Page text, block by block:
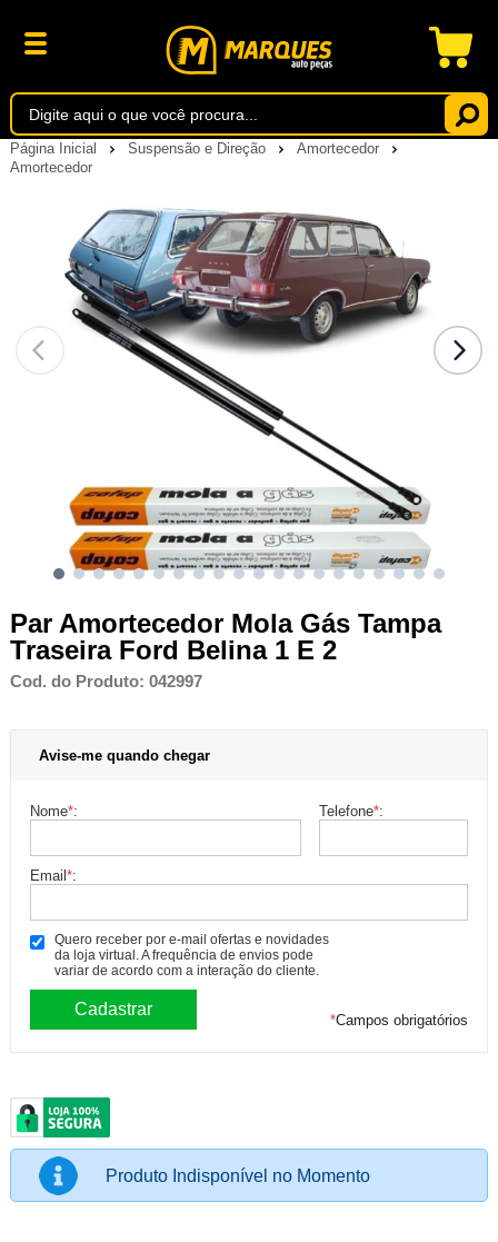
Página Inicial Suspensão e Direção
Amortecedor
Amortecedor
Par Amortecedor Mola Gás Tampa
Traseira Ford Belina 1 E 2
Cod. do Produto: 042997
Avise-me quando chegar
Nome*: Telefone*:
Email*:
Quero receber por e-mail ofertas e novidades
da loja virtual. A frequência de envios pode
variar de acordo com a interação do cliente.
*Campos obrigatórios
Produto Indisponível no Momento